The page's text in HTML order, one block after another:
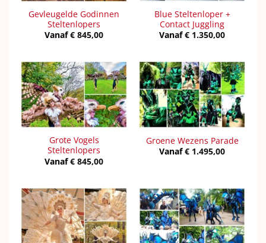
Gevleugelde Godinnen
Steltenlopers
Vanaf€ 845,00
Blue Steltenloper +
Contact Juggling
Vanaf€ 1.350,00
Grote Vogels
Steltenlopers
Vanaf€ 845,00
Groene Wezens Parade
Vanaf€ 1.495,00